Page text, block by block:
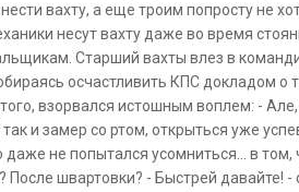
вахту, а еще троим попросту не
несут вахту даже во время
Старший вахты влез в
осчастливить КПС докладом о
взорвался истошным воплем: -
и замер со ртом, открыться уже
не попытался усомниться... в том,
швартовки? - Быстрей давайте!